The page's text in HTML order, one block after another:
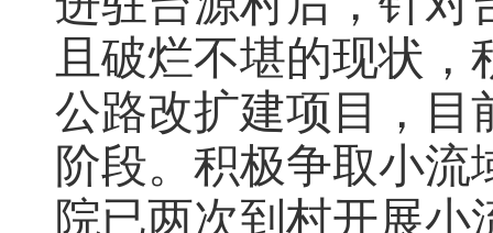
且破烂不堪的现状，
公路改扩建项目，目
阶段。积极争取小
院已两次到村开展